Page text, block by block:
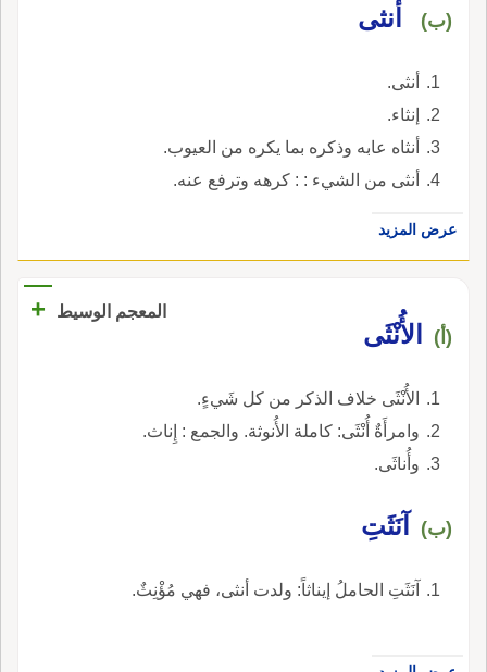
(ب) أنثى
أنثى.
إنثاء.
أنثاه عابه وذكره بما يكره من العيوب.
أنثى من الشيء : : كرهه وترفع عنه.
عرض المزيد
المعجم الوسيط +
(أ) الأُنْثَى
الأُنْثَى خلاف الذكر من كل شَيءٍ.
وامرأَةٌ أُنْثَى: كاملة الأُنوثة. والجمع : إِناث.
وأُناثَى.
(ب) آنَثَتِ
آنَثَتِ الحاملُ إيناثاً: ولدت أنثى، فهي مُؤْنِثٌ.